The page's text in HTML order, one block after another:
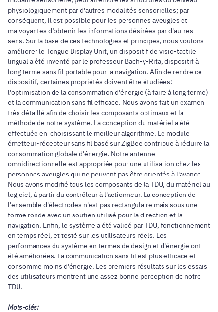
physiologiquement par d'autres modalités sensorielles; par
conséquent, il est possible pour les personnes aveugles et
malvoyantes d’obtenir les informations désirées par d'autres
sens. Sur la base de ces technologies et principes, nous voulons
améliorer le Tongue Display Unit, un dispositif de visio-tactile
lingual a été inventé par le professeur Bach-y-Rita, dispositif à
long terme sans fil portable pour la navigation. Afin de rendre ce
dispositif, certaines propriétés doivent être étudiées:
l'optimisation de la consommation d'énergie (à faire à long terme)
et la communication sans fil efficace. Nous avons fait un examen
très détaillé afin de choisir les composants optimaux et la
méthode de notre système. La conception du matériel a été
effectuée en choisissant le meilleur algorithme. Le module
émetteur-récepteur sans fil basé sur ZigBee contribue à réduire la
consommation globale d'énergie. Notre antenne
omnidirectionnelle est appropriée pour une utilisation chez les
personnes aveugles qui ne peuvent pas être orientés à l'avance.
Nous avons modifié tous les composants de la TDU, du matériel au
logiciel, à partir du contrôleur à l'actionneur. La conception de
l'ensemble d'électrodes n'est pas rectangulaire mais sous une
forme ronde avec un soutien utilisé pour la direction et la
navigation. Enfin, le système a été validé par TDU, fonctionnement
en temps réel, et testé sur les utilisateurs réels. Les
performances du système en termes de design et d'énergie ont
été améliorées. La communication sans fil est plus efficace et
consomme moins d'énergie. Les premiers résultats sur les essais
des utilisateurs montrent une assez bonne perception de notre
TDU.
Mots-clés: